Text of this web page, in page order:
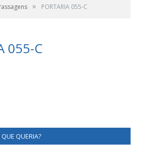
» PORTARIA 055-C
055-C
QUERIA?